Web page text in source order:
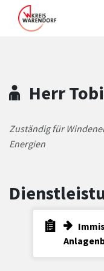
Zum
Zum
Zum
Zum Hauptinhalt
Herr
Zuständig für
Energien